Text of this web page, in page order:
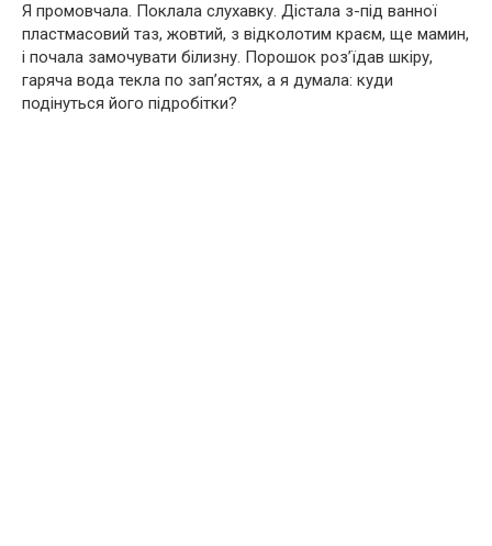
Я промовчала. Поклала слухавку. Дістала з-під ванної
пластмасовий таз, жовтий, з відколотим краєм, ще мамин,
і почала замочувати білизну. Порошок роз’їдав шкіру,
гаряча вода текла по зап’ястях, а я думала: куди
подінуться його підробітки?